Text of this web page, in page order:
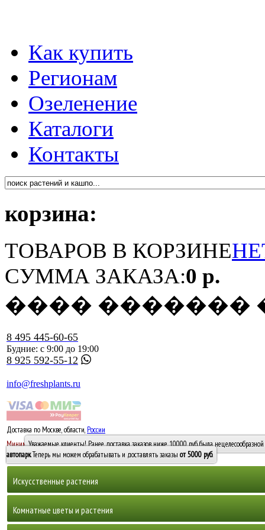
Как купить
Регионам
Озеленение
Каталоги
Контакты
корзина:
ТОВАРОВ В КОРЗИНЕ
СУММА ЗАКАЗА:0 р.
���� �������
8 495 445-60-65
Будние: с 9:00 до 19:00
8 925 592-55-12
info@freshplants.ru
Доставка по Москве, области, России
Минимальный заказ -10 0005000 руб.
Уважаемые клиенты! Ранее доставка заказов ниже 10000 руб. была
автопарк. Теперь мы можем обрабатывать и доставлять заказы от 5000 руб.
Искусственные растения
Горшечные растения, кусты и мох
Комнатные цветы и растения